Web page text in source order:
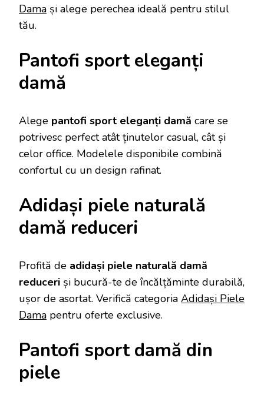
Dama și alege perechea ideală pentru stilul
tău.
Pantofi sport eleganți
damă
Alege pantofi sport eleganți damă care se
potrivesc perfect atât ținutelor casual, cât și
celor office. Modelele disponibile combină
confortul cu un design rafinat.
Adidași piele naturală
damă reduceri
Profită de adidași piele naturală damă
reduceri și bucură-te de încălțăminte durabilă,
ușor de asortat. Verifică categoria Adidași Piele
Dama pentru oferte exclusive.
Pantofi sport damă din
piele